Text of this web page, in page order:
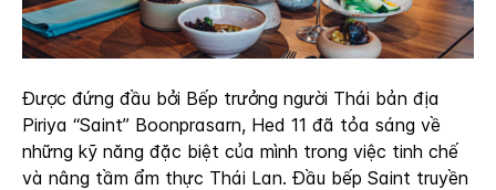
Được đứng đầu bởi Bếp trưởng người Thái bản địa
Piriya “Saint” Boonprasarn, Hed 11 đã tỏa sáng về
những kỹ năng đặc biệt của mình trong việc tinh chế
và nâng tầm ẩm thực Thái Lan. Đầu bếp Saint truyền